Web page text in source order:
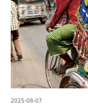
2025-08-07